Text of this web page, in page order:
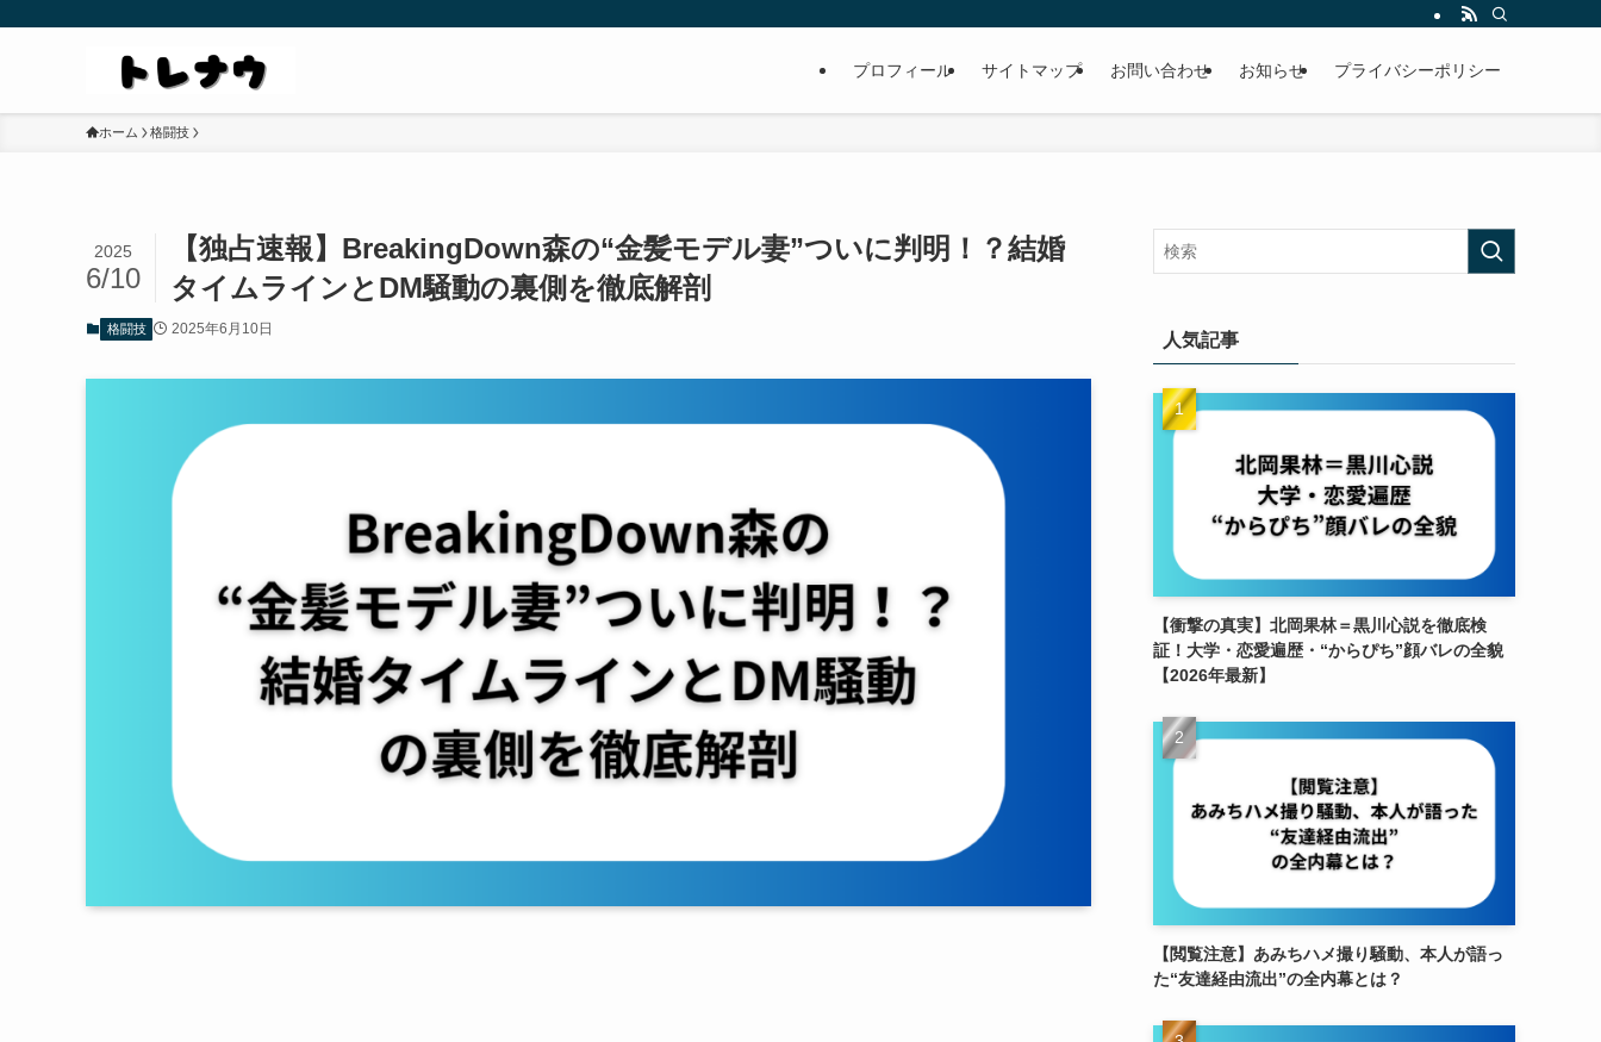
プロフィール サイトマップ お問い合わせ お知らせ プライバシーポリシー
ホーム 格闘技
【独占速報】BreakingDown森の“金髪モデル妻”ついに判明！？結婚
タイムラインとDM騒動の裏側を徹底解剖
2025
6/10
格闘技 2025年6月10日
人気記事
【衝撃の真実】北岡果林＝黒川心説を徹底検
証！大学・恋愛遍歴・“からぴち”顔バレの全貌
【2026年最新】
【閲覧注意】あみちハメ撮り騒動、本人が語っ
た“友達経由流出”の全内幕とは？